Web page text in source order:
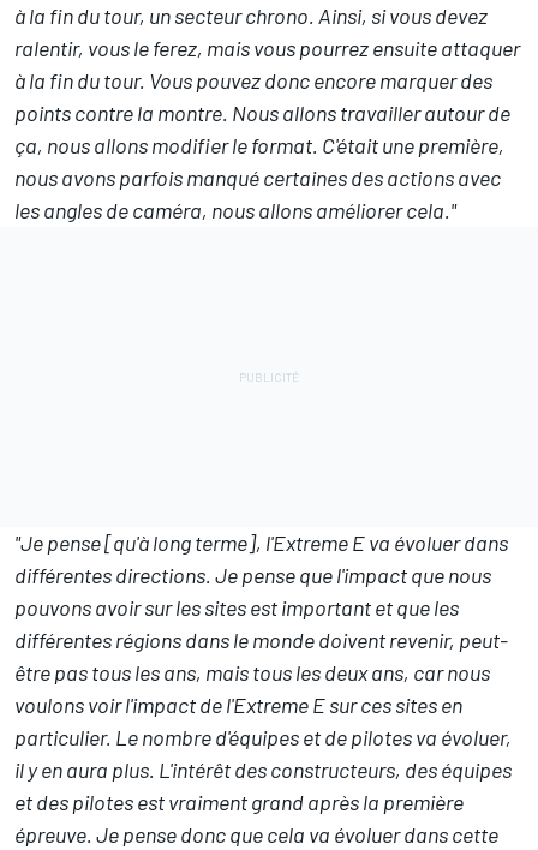
à la fin du tour, un secteur chrono. Ainsi, si vous devez
ralentir, vous le ferez, mais vous pourrez ensuite attaquer
à la fin du tour. Vous pouvez donc encore marquer des
points contre la montre. Nous allons travailler autour de
ça, nous allons modifier le format. C'était une première,
nous avons parfois manqué certaines des actions avec
les angles de caméra, nous allons améliorer cela."
"Je pense [qu'à long terme], l'Extreme E va évoluer dans
différentes directions. Je pense que l'impact que nous
pouvons avoir sur les sites est important et que les
différentes régions dans le monde doivent revenir, peut-
être pas tous les ans, mais tous les deux ans, car nous
voulons voir l'impact de l'Extreme E sur ces sites en
particulier. Le nombre d'équipes et de pilotes va évoluer,
il y en aura plus. L'intérêt des constructeurs, des équipes
et des pilotes est vraiment grand après la première
épreuve. Je pense donc que cela va évoluer dans cette